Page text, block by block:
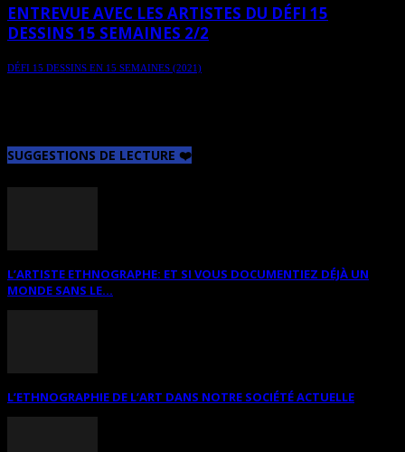
ENTREVUE AVEC LES ARTISTES DU DÉFI 15
DESSINS 15 SEMAINES 2/2
DÉFI 15 DESSINS EN 15 SEMAINES (2021)
SUGGESTIONS DE LECTURE ❤️
L’ARTISTE ETHNOGRAPHE: ET SI VOUS DOCUMENTIEZ DÉJÀ UN
MONDE SANS LE...
L’ETHNOGRAPHIE DE L’ART DANS NOTRE SOCIÉTÉ ACTUELLE